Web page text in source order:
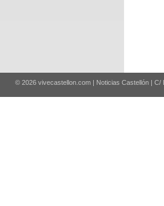
© 2026 vivecastellon.com | Noticias Castellón |